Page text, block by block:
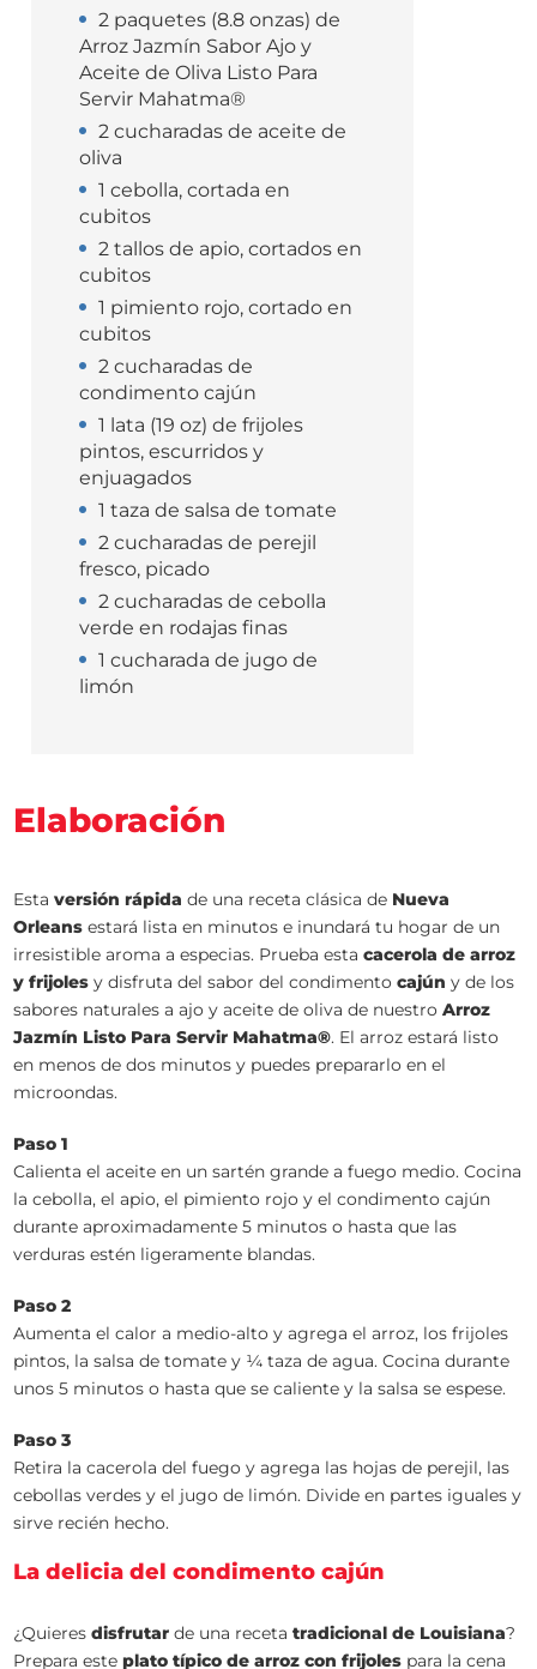
2 paquetes (8.8 onzas) de
Arroz Jazmín Sabor Ajo y
Aceite de Oliva Listo Para
Servir Mahatma®
2 cucharadas de aceite de
oliva
1 cebolla, cortada en
cubitos
2 tallos de apio, cortados en
cubitos
1 pimiento rojo, cortado en
cubitos
2 cucharadas de
condimento cajún
1 lata (19 oz) de frijoles
pintos, escurridos y
enjuagados
1 taza de salsa de tomate
2 cucharadas de perejil
fresco, picado
2 cucharadas de cebolla
verde en rodajas finas
1 cucharada de jugo de
limón
Elaboración
Estaversión rápida de una receta clásica de Nueva
Orleans estará lista en minutos e inundará tu hogar de un
irresistible aroma a especias. Prueba estacacerola de arroz
y frijoles y disfruta del sabor del condimentocajún y de los
sabores naturales a ajo y aceite de oliva de nuestroArroz
Jazmín Listo Para Servir Mahatma®. El arroz estará listo
en menos de dos minutos y puedes prepararlo en el
microondas.
Paso 1
Calienta el aceite en un sartén grande a fuego medio. Cocina
la cebolla, el apio, el pimiento rojo y el condimento cajún
durante aproximadamente 5 minutos o hasta que las
verduras estén ligeramente blandas.
Paso 2
Aumenta el calor a medio-alto y agrega el arroz, los frijoles
pintos, la salsa de tomate y ¼ taza de agua. Cocina durante
unos 5 minutos o hasta que se caliente y la salsa se espese.
Paso 3
Retira la cacerola del fuego y agrega las hojas de perejil, las
cebollas verdes y el jugo de limón. Divide en partes iguales y
sirve recién hecho.
La delicia del condimento cajún
¿Quieresdisfrutar de una recetatradicional de Louisiana?
Prepara esteplato típico de arroz con frijoles para la cena